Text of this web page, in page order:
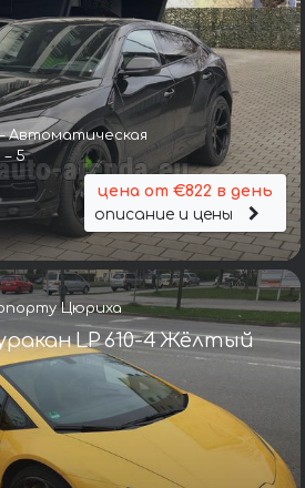
Автоматическая
5
цена от €822 в день
описание и цены
Цюриха
LP 610-4 Жёлтый